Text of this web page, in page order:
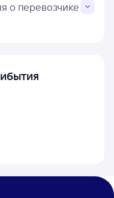
о перевозчике